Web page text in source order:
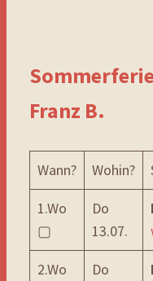
Franz B.
Wann? Wohin?
1.Wo
▢
Do
13.07.
2.Wo
Do